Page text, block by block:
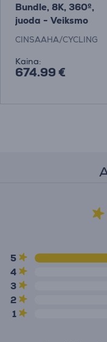
Bundle, 8K, 360º,
juoda - Veiksmo
kamera
CINSAAHA/CYCLING
Kaina:
674.99 €
5
4
3
2
1